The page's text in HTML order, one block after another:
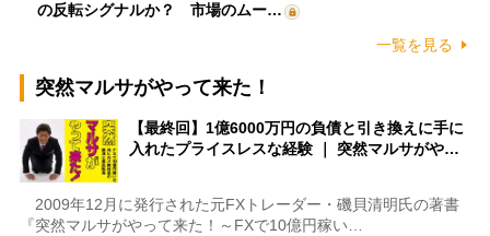
の反転シグナルか？ 市場のムー…
一覧を見る
突然マルサがやって来た！
【最終回】1億6000万円の負債と引き換えに手に
入れたプライスレスな経験 ｜ 突然マルサがや…
2009年12月に発行された元FXトレーダー・磯貝清明氏の著書
『突然マルサがやって来た！～FXで10億円稼い…